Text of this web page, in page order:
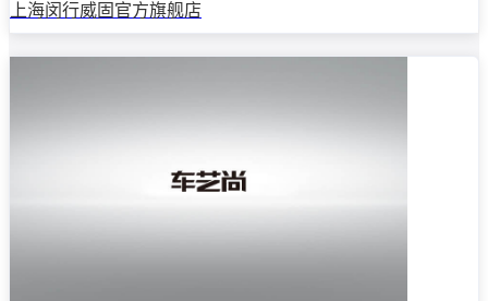
上海闵行威固官方旗舰店